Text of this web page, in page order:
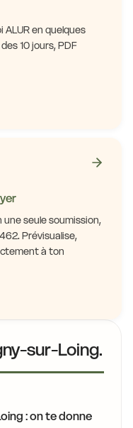
en quelques
10 jours, PDF
seule soumission,
Prévisualise,
à ton
sur-Loing.
: on te donne